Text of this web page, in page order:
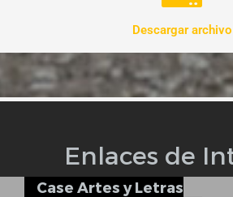
Descargar archivo
Enlaces de
Case Artes y Letras